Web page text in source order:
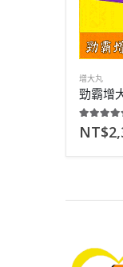
增大丸
out
NT$